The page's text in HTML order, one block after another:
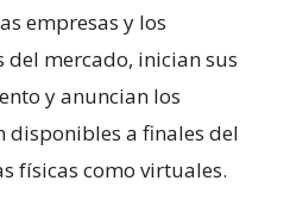
empresas y los
mercado, inician sus
y anuncian los
disponibles a finales del
físicas como virtuales.